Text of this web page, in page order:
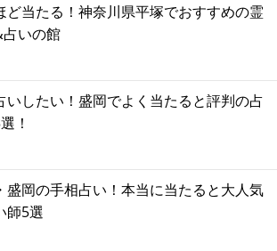
ど当たる！神奈川県平塚でおすすめの霊
いの館
いしたい！盛岡でよく当たると評判の占
！
盛岡の手相占い！本当に当たると大人気
師5選